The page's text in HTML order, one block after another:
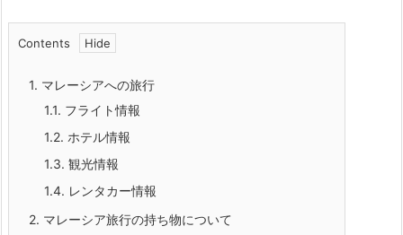
Contents
1. マレーシアへの旅行
1.1. フライト情報
1.2. ホテル情報
1.3. 観光情報
1.4. レンタカー情報
2. マレーシア旅行の持ち物について